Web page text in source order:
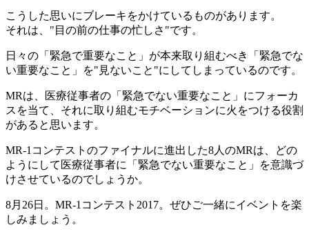
こうした思いにブレーキをかけているものがあります。
それは、"目の前の仕事の忙しさ"です。
日々の「緊急で重要なこと」が本来取り組むべき「緊急でな
い重要なこと」を"見ないこと"にしてしまっているのです。
MRは、医療従事者の「緊急でない重要なこと」にフォーカ
スを当て、それに取り組むモチベーションに火をつける役割
があると思います。
MR-1コンテストのファイナルに進出した8人のMRは、どの
ようにして医療従事者に「緊急でない重要なこと」を意識づ
けさせているのでしょうか。
8月26日。MR-1コンテスト2017。ぜひご一緒にイベントを楽
しみましょう。